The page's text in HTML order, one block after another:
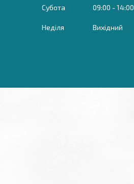
Субота 09:00 14:00
Неділя Вихідний